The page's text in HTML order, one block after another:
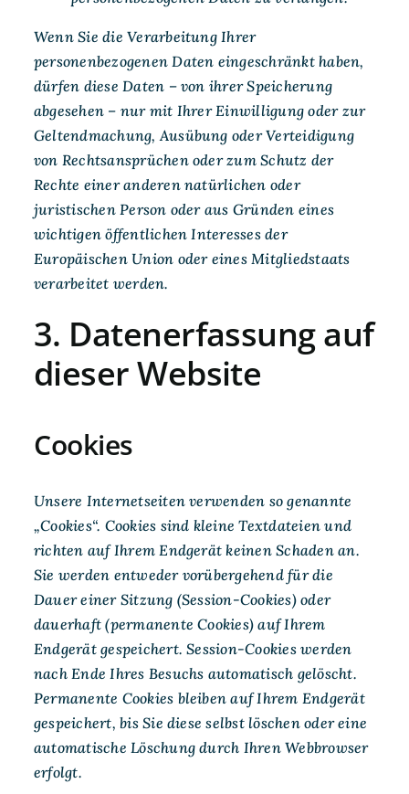
Wenn Sie die Verarbeitung Ihrer
personenbezogenen Daten eingeschränkt haben,
dürfen diese Daten – von ihrer Speicherung
abgesehen – nur mit Ihrer Einwilligung oder zur
Geltendmachung, Ausübung oder Verteidigung
von Rechtsansprüchen oder zum Schutz der
Rechte einer anderen natürlichen oder
juristischen Person oder aus Gründen eines
wichtigen öffentlichen Interesses der
Europäischen Union oder eines Mitgliedstaats
verarbeitet werden.
3. Datenerfassung auf
dieser Website
Cookies
Unsere Internetseiten verwenden so genannte
„Cookies“. Cookies sind kleine Textdateien und
richten auf Ihrem Endgerät keinen Schaden an.
Sie werden entweder vorübergehend für die
Dauer einer Sitzung (Session-Cookies) oder
dauerhaft (permanente Cookies) auf Ihrem
Endgerät gespeichert. Session-Cookies werden
nach Ende Ihres Besuchs automatisch gelöscht.
Permanente Cookies bleiben auf Ihrem Endgerät
gespeichert, bis Sie diese selbst löschen oder eine
automatische Löschung durch Ihren Webbrowser
erfolgt.